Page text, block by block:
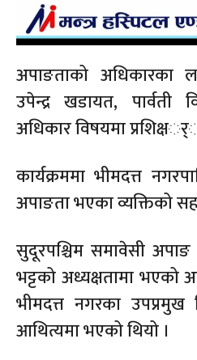
अपाङताको अधिकारका
उपेन्द्र खडायत, पार्वती
अधिकार विषयमा
कार्यक्रममा भीमदत्त
अपाङता भएका व्यक्तिको
सुदूरपश्चिम समावेसी
भट्टको अध्यक्षतामा
भीमदत्त नगरका
आथित्यमा भएको थियो ।